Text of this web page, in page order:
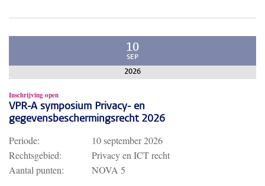
10
SEP
2026
Inschrijving open
VPR-A symposium Privacy- en
gegevensbeschermingsrecht 2026
Periode:
10 september 2026
Rechtsgebied:
Privacy en ICT recht
Aantal punten:
NOVA 5